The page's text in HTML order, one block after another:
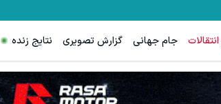
جام جهانی گزارش تصویری نتایج زنده